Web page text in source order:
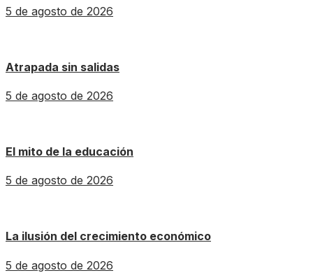
5 de agosto de 2026
Atrapada sin salidas
5 de agosto de 2026
El mito de la educación
5 de agosto de 2026
La ilusión del crecimiento económico
5 de agosto de 2026